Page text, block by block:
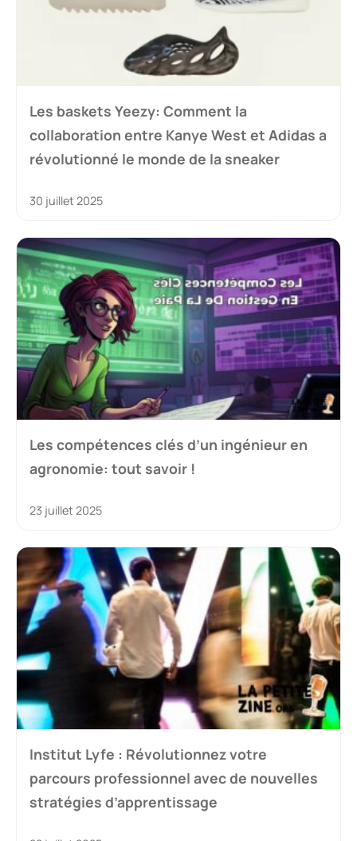
Les baskets Yeezy: Comment la
collaboration entre Kanye West et Adidas a
révolutionné le monde de la sneaker
30 juillet 2025
Les compétences clés d’un ingénieur en
agronomie: tout savoir !
23 juillet 2025
Institut Lyfe : Révolutionnez votre
parcours professionnel avec de nouvelles
stratégies d’apprentissage